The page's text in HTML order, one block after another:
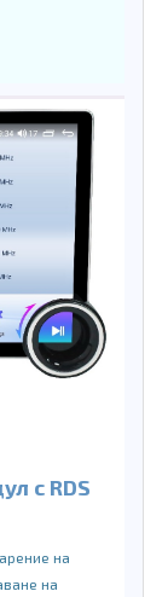
с RDS
на
на